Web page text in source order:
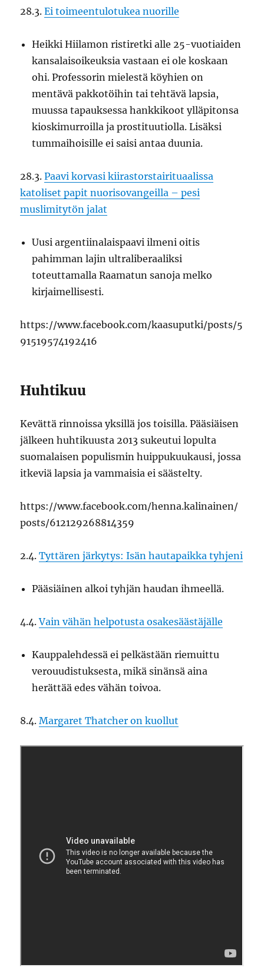
28.3.Ei toimeentulotukea nuorille
Heikki Hiilamon ristiretki alle 25-vuotiaiden
kansalaisoikeuksia vastaan ei ole koskaan
ohi. Professorin mielestä köyhien on
mentävä pakkotöihin tai tehtävä lapsia,
muussa tapauksessa hankkikoot ylläpitonsa
kioskimurroilla ja prostituutiolla. Lisäksi
tummaihoisille ei saisi antaa duunia.
28.3.Paavi korvasi kiirastorstairituaalissa
katoliset papit nuorisovangeilla – pesi
muslimitytön jalat
Uusi argentiinalaispaavi ilmeni oitis
pahimman lajin ultraliberaaliksi
toteuttamalla Raamatun sanoja melko
kirjaimellisesti.
https://www.facebook.com/kaasuputki/posts/5
91519574192416
Huhtikuu
Kevättä rinnoissa yksillä jos toisilla. Pääsiäisen
jälkeen huhtikuusta 2013 sukeutui lopulta
suomalaisen populismin huippukuukausi, jossa
itkeviä lapsia ja vammaisia ei säästelty.
https://www.facebook.com/henna.kalinainen/
posts/612129268814359
2.4.Tyttären järkytys: Isän hautapaikka tyhjeni
Pääsiäinen alkoi tyhjän haudan ihmeellä.
4.4.Vain vähän helpotusta osakesäästäjälle
Kauppalehdessä ei pelkästään riemuittu
verouudistuksesta, mikä sinänsä aina
herättää edes vähän toivoa.
8.4.Margaret Thatcher on kuollut